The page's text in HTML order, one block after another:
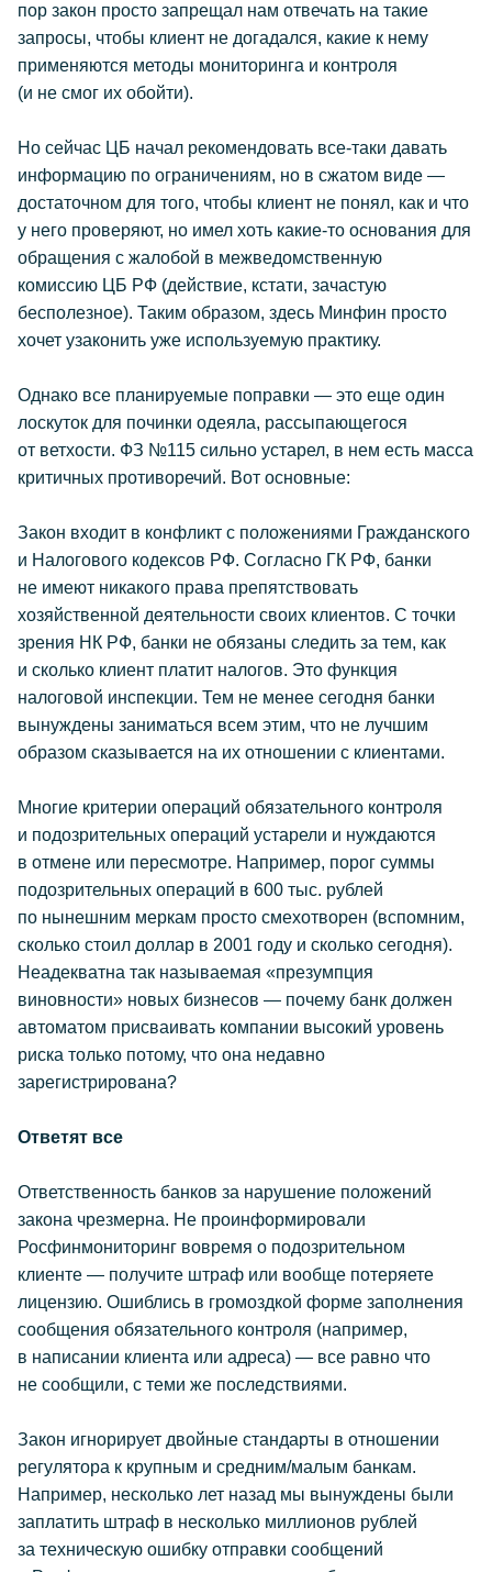
пор закон просто запрещал нам отвечать на такие
запросы, чтобы клиент не догадался, какие к нему
применяются методы мониторинга и контроля
(и не смог их обойти).
Но сейчас ЦБ начал рекомендовать все-таки давать
информацию по ограничениям, но в сжатом виде —
достаточном для того, чтобы клиент не понял, как и что
у него проверяют, но имел хоть какие-то основания для
обращения с жалобой в межведомственную
комиссию ЦБ РФ (действие, кстати, зачастую
бесполезное). Таким образом, здесь Минфин просто
хочет узаконить уже используемую практику.
Однако все планируемые поправки — это еще один
лоскуток для починки одеяла, рассыпающегося
от ветхости. ФЗ №115 сильно устарел, в нем есть масса
критичных противоречий. Вот основные:
Закон входит в конфликт с положениями Гражданского
и Налогового кодексов РФ. Согласно ГК РФ, банки
не имеют никакого права препятствовать
хозяйственной деятельности своих клиентов. С точки
зрения НК РФ, банки не обязаны следить за тем, как
и сколько клиент платит налогов. Это функция
налоговой инспекции. Тем не менее сегодня банки
вынуждены заниматься всем этим, что не лучшим
образом сказывается на их отношении с клиентами.
Многие критерии операций обязательного контроля
и подозрительных операций устарели и нуждаются
в отмене или пересмотре. Например, порог суммы
подозрительных операций в 600 тыс. рублей
по нынешним меркам просто смехотворен (вспомним,
сколько стоил доллар в 2001 году и сколько сегодня).
Неадекватна так называемая «презумпция
виновности» новых бизнесов — почему банк должен
автоматом присваивать компании высокий уровень
риска только потому, что она недавно
зарегистрирована?
Ответят все
Ответственность банков за нарушение положений
закона чрезмерна. Не проинформировали
Росфинмониторинг вовремя о подозрительном
клиенте — получите штраф или вообще потеряете
лицензию. Ошиблись в громоздкой форме заполнения
сообщения обязательного контроля (например,
в написании клиента или адреса) — все равно что
не сообщили, с теми же последствиями.
Закон игнорирует двойные стандарты в отношении
регулятора к крупным и средним/малым банкам.
Например, несколько лет назад мы вынуждены были
заплатить штраф в несколько миллионов рублей
за техническую ошибку отправки сообщений